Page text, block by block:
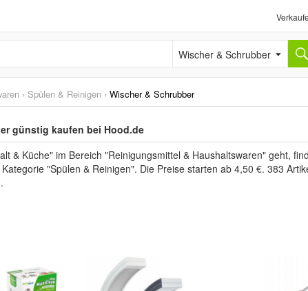
Wischer & Schrubber
› Spülen & Reinigen › Wischer & Schrubber
günstig kaufen bei Hood.de
& Küche" im Bereich "Reinigungsmittel & Haushaltswaren" geht,
"Spülen & Reinigen". Die Preise starten ab 4,50 €. 383